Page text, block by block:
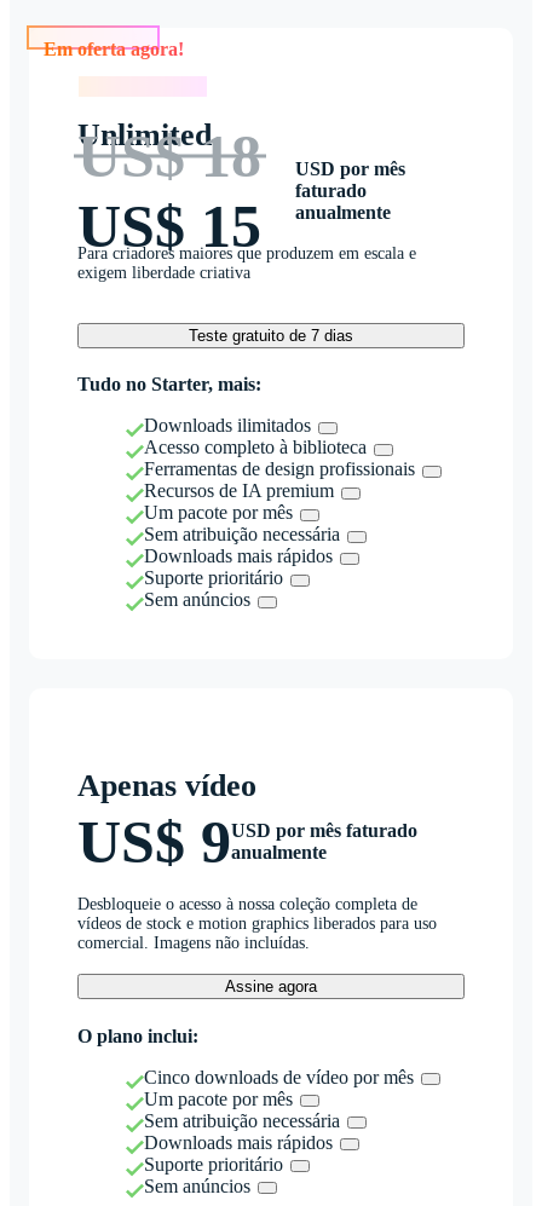
Unlimited
US$ 18
US$ 15
USD por mês
faturado
anualmente
Para criadores maiores que produzem em escala e
exigem liberdade criativa
Teste gratuito de 7 dias
Tudo no Starter, mais:
Downloads ilimitados
Acesso completo à biblioteca
Ferramentas de design profissionais
Recursos de IA premium
Um pacote por mês
Sem atribuição necessária
Downloads mais rápidos
Suporte prioritário
Sem anúncios
Apenas vídeo
US$ 9USD por mês faturado
anualmente
Desbloqueie o acesso à nossa coleção completa de
vídeos de stock e motion graphics liberados para uso
comercial. Imagens não incluídas.
Assine agora
O plano inclui:
Cinco downloads de vídeo por mês
Um pacote por mês
Sem atribuição necessária
Downloads mais rápidos
Suporte prioritário
Sem anúncios